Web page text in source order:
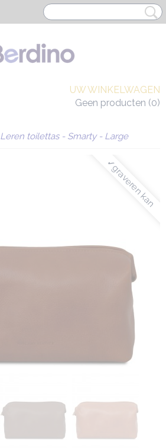
UW WINKELWAGEN
Geen producten (0)
Leren toilettas - Smarty - Large
✓graveren kan